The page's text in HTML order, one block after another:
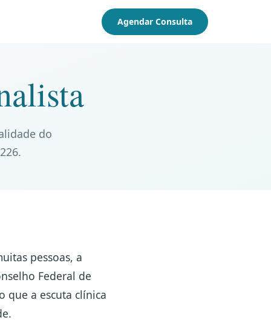
Agendar Consulta
do
pessoas, a
Federal de
que a escuta clínica